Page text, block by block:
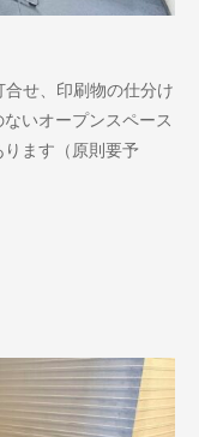
せ、印刷物の仕分け
いオープンスペース
ります（原則要予